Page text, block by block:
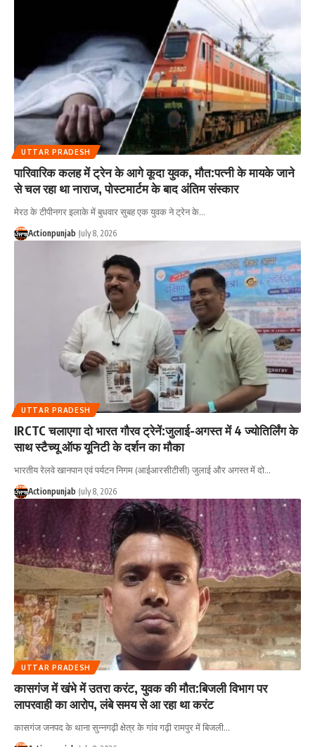
UTTAR PRADESH
पारिवारिक कलह में ट्रेन के आगे कूदा युवक, मौत:पत्नी के मायके जाने
से चल रहा था नाराज, पोस्टमार्टम के बाद अंतिम संस्कार
मेरठ के टीपीनगर इलाके में बुधवार सुबह एक युवक ने ट्रेन के…
Actionpunjab July 8, 2026
UTTAR PRADESH
IRCTC चलाएगा दो भारत गौरव ट्रेनें:जुलाई-अगस्त में 4 ज्योतिर्लिंग के
साथ स्टैच्यू ऑफ यूनिटी के दर्शन का मौका
भारतीय रेलवे खानपान एवं पर्यटन निगम (आईआरसीटीसी) जुलाई और अगस्त में दो…
Actionpunjab July 8, 2026
UTTAR PRADESH
कासगंज में खंभे में उतरा करंट, युवक की मौत:बिजली विभाग पर
लापरवाही का आरोप, लंबे समय से आ रहा था करंट
कासगंज जनपद के थाना सुन्नगढ़ी क्षेत्र के गांव गढ़ी रामपुर में बिजली…